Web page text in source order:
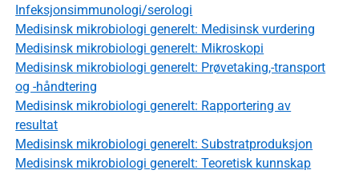
Infeksjonsimmunologi/serologi
Medisinsk mikrobiologi generelt: Medisinsk vurdering
Medisinsk mikrobiologi generelt: Mikroskopi
Medisinsk mikrobiologi generelt: Prøvetaking,-transport
og -håndtering
Medisinsk mikrobiologi generelt: Rapportering av
resultat
Medisinsk mikrobiologi generelt: Substratproduksjon
Medisinsk mikrobiologi generelt: Teoretisk kunnskap